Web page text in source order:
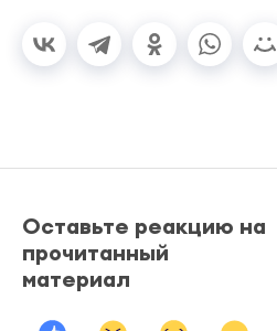
Оставьте реакцию на
прочитанный
материал